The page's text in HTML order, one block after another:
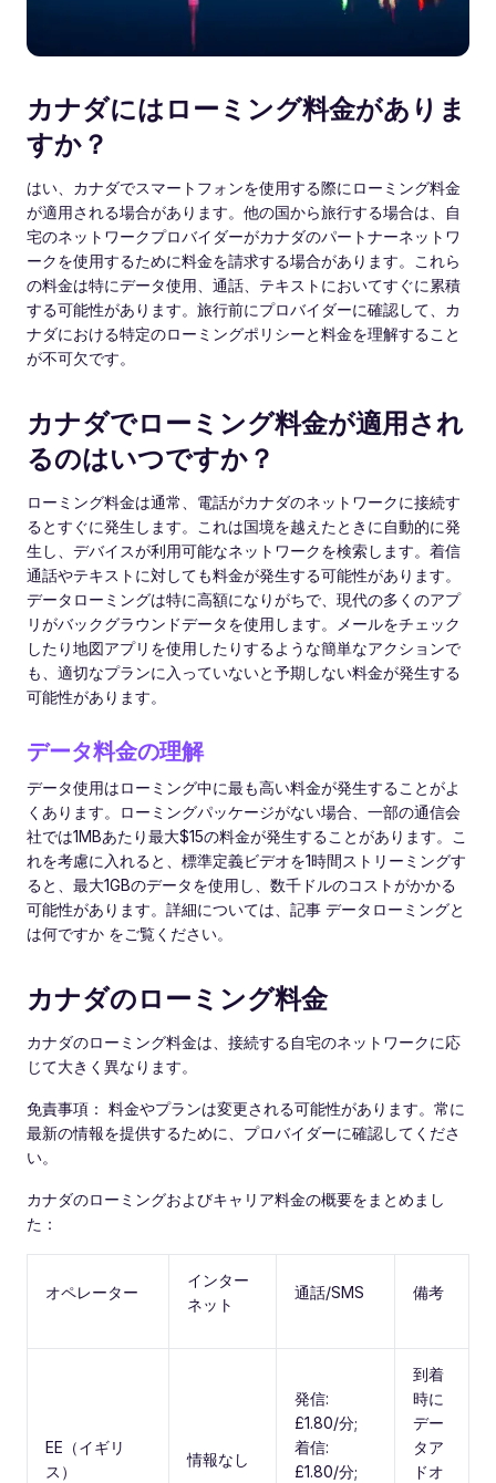
カナダにはローミング料金がありま
すか？
はい、カナダでスマートフォンを使用する際にローミング料金
が適用される場合があります。他の国から旅行する場合は、自
宅のネットワークプロバイダーがカナダのパートナーネットワ
ークを使用するために料金を請求する場合があります。これら
の料金は特にデータ使用、通話、テキストにおいてすぐに累積
する可能性があります。旅行前にプロバイダーに確認して、カ
ナダにおける特定のローミングポリシーと料金を理解すること
が不可欠です。
カナダでローミング料金が適用され
るのはいつですか？
ローミング料金は通常、電話がカナダのネットワークに接続す
るとすぐに発生します。これは国境を越えたときに自動的に発
生し、デバイスが利用可能なネットワークを検索します。着信
通話やテキストに対しても料金が発生する可能性があります。
データローミングは特に高額になりがちで、現代の多くのアプ
リがバックグラウンドデータを使用します。メールをチェック
したり地図アプリを使用したりするような簡単なアクションで
も、適切なプランに入っていないと予期しない料金が発生する
可能性があります。
データ料金の理解
データ使用はローミング中に最も高い料金が発生することがよ
くあります。ローミングパッケージがない場合、一部の通信会
社では1MBあたり最大$15の料金が発生することがあります。こ
れを考慮に入れると、標準定義ビデオを1時間ストリーミングす
ると、最大1GBのデータを使用し、数千ドルのコストがかかる
可能性があります。詳細については、記事 データローミングと
は何ですか をご覧ください。
カナダのローミング料金
カナダのローミング料金は、接続する自宅のネットワークに応
じて大きく異なります。
免責事項： 料金やプランは変更される可能性があります。常に
最新の情報を提供するために、プロバイダーに確認してくださ
い。
カナダのローミングおよびキャリア料金の概要をまとめまし
た：
オペレーター
インター
ネット
通話/SMS 備考
EE（イギリ
ス）
情報なし
発信:
£1.80/分;
着信:
£1.80/分;
到着
時に
デー
タア
ドオ